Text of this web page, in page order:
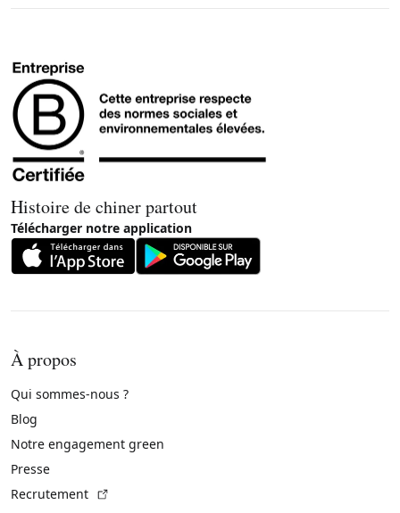
Histoire de chiner partout
Télécharger notre application
À propos
Qui sommes-nous ?
Blog
Notre engagement green
Presse
Recrutement